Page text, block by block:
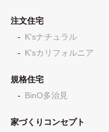
注文住宅
K'sナチュラル
K'sカリフォルニア
規格住宅
BinO多治見
家づくりコンセプト